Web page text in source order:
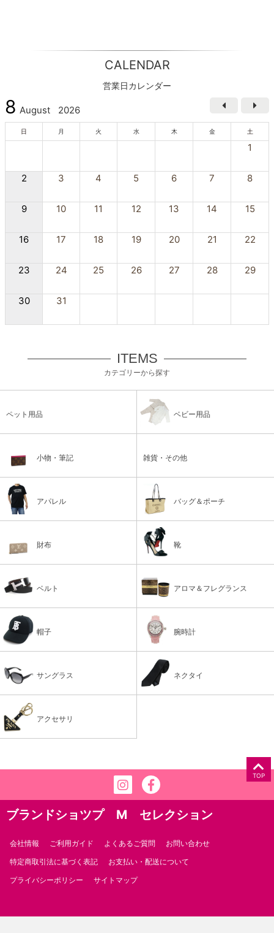
CALENDAR
営業日カレンダー
8 August 2026
日 月 火 水 木 金 土
1
2 3 4 5 6 7 8
9 10 11 12 13 14 15
16 17 18 19 20 21 22
23 24 25 26 27 28 29
30 31
ITEMS
カテゴリーから探す
ペット用品 ベビー用品
小物・筆記 雑貨・その他
アパレル バッグ＆ポーチ
財布 靴
ベルト アロマ＆フレグランス
帽子 腕時計
サングラス ネクタイ
アクセサリ
TOP
ブランドショツプ M セレクション
会社情報 ご利用ガイド よくあるご質問
お問い合わせ
特定商取引法に基づく表記
お支払い・配送について
プライバシーポリシー
サイトマップ